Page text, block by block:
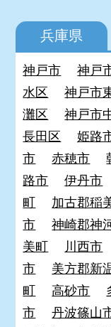
兵庫県
神戸市 神戸
水区
神戸市
灘区
神戸市
長田区
姫路
市
赤穂市
路市
伊丹市
町
加古郡稲
市
神崎郡神
美町
川西市
市
美方郡新
町
高砂市
市
丹波篠山